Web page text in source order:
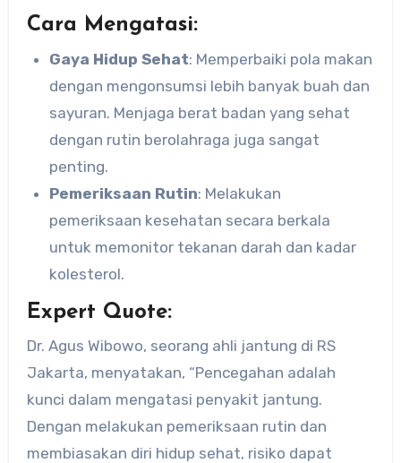
Cara Mengatasi:
Gaya Hidup Sehat: Memperbaiki pola makan
dengan mengonsumsi lebih banyak buah dan
sayuran. Menjaga berat badan yang sehat
dengan rutin berolahraga juga sangat
penting.
Pemeriksaan Rutin: Melakukan
pemeriksaan kesehatan secara berkala
untuk memonitor tekanan darah dan kadar
kolesterol.
Expert Quote:
Dr. Agus Wibowo, seorang ahli jantung di RS
Jakarta, menyatakan, “Pencegahan adalah
kunci dalam mengatasi penyakit jantung.
Dengan melakukan pemeriksaan rutin dan
membiasakan diri hidup sehat, risiko dapat